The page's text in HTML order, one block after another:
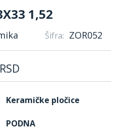
1,52
Šifra: ZOR052
RSD
Keramičke pločice
PODNA